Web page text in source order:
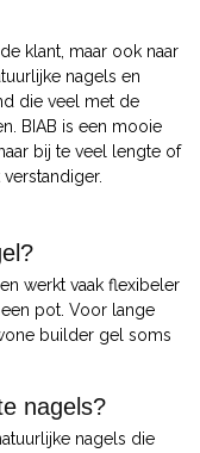
klant, maar ook naar
nagels en
die veel met de
BIAB is een mooie
bij te veel lengte of
werkt vaak flexibeler
pot. Voor lange
builder gel soms
nagels?
nagels die